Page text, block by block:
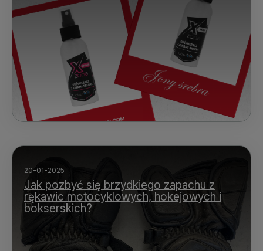
20-01-2025
Jak pozbyć się brzydkiego zapachu z
rękawic motocyklowych, hokejowych i
bokserskich?​